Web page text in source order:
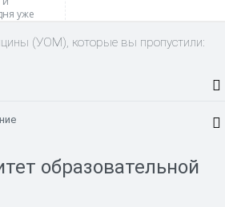
уже
(УОМ), которые вы пропустили:
образовательной